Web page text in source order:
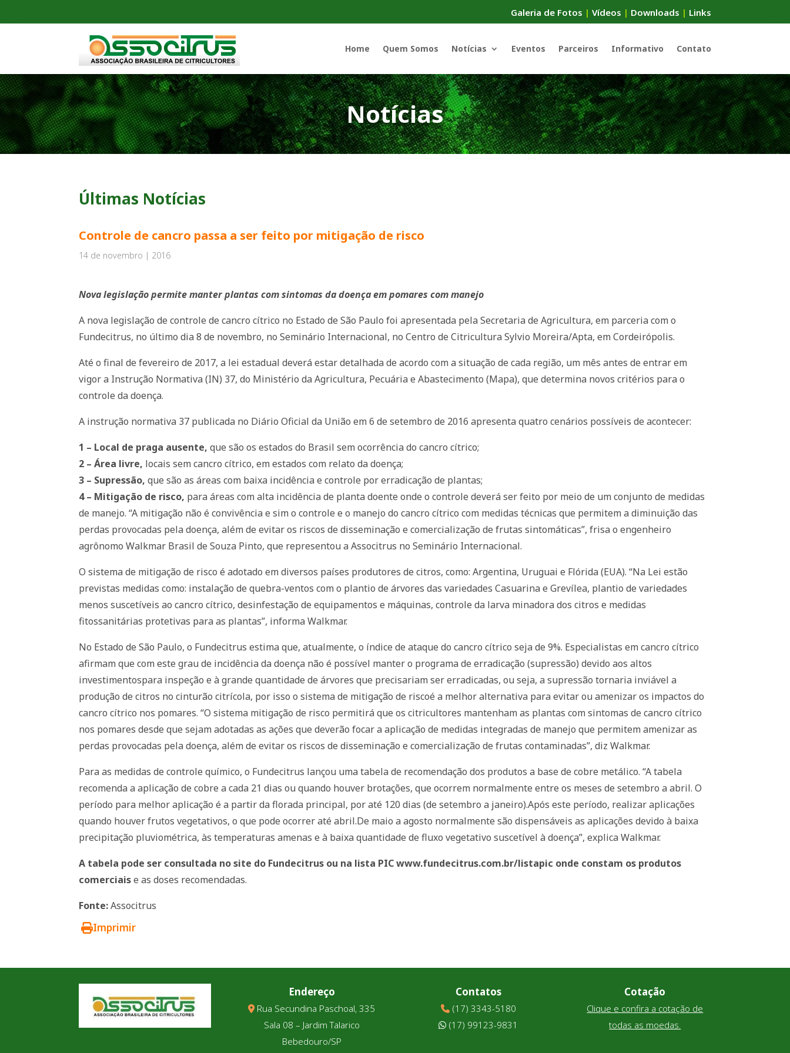
Galeria de Fotos | Vídeos | Downloads | Links
Home Quem Somos Notícias Eventos Parceiros Informativo Contato
Notícias
Últimas Notícias
Controle de cancro passa a ser feito por mitigação de risco
14 de novembro | 2016
Nova legislação permite manter plantas com sintomas da doença em pomares com manejo
A nova legislação de controle de cancro cítrico no Estado de São Paulo foi apresentada pela Secretaria de Agricultura, em parceria com o
Fundecitrus, no último dia 8 de novembro, no Seminário Internacional, no Centro de Citricultura Sylvio Moreira/Apta, em Cordeirópolis.
Até o final de fevereiro de 2017, a lei estadual deverá estar detalhada de acordo com a situação de cada região, um mês antes de entrar em
vigor a Instrução Normativa (IN) 37, do Ministério da Agricultura, Pecuária e Abastecimento (Mapa), que determina novos critérios para o
controle da doença.
A instrução normativa 37 publicada no Diário Oficial da União em 6 de setembro de 2016 apresenta quatro cenários possíveis de acontecer:
1 – Local de praga ausente,que são os estados do Brasil sem ocorrência do cancro cítrico;
2 – Área livre, locais sem cancro cítrico, em estados com relato da doença;
3 – Supressão,que são as áreas com baixa incidência e controle por erradicação de plantas;
4 – Mitigação de risco, para áreas com alta incidência de planta doente onde o controle deverá ser feito por meio de um conjunto de medidas
de manejo. “A mitigação não é convivência e sim o controle e o manejo do cancro cítrico com medidas técnicas que permitem a diminuição das
perdas provocadas pela doença, além de evitar os riscos de disseminação e comercialização de frutas sintomáticas”, frisa o engenheiro
agrônomo Walkmar Brasil de Souza Pinto, que representou a Associtrus no Seminário Internacional.
O sistema de mitigação de risco é adotado em diversos países produtores de citros, como: Argentina, Uruguai e Flórida (EUA). “Na Lei estão
previstas medidas como: instalação de quebra-ventos com o plantio de árvores das variedades Casuarina e Grevílea, plantio de variedades
menos suscetíveis ao cancro cítrico, desinfestação de equipamentos e máquinas, controle da larva minadora dos citros e medidas
fitossanitárias protetivas para as plantas”, informa Walkmar.
No Estado de São Paulo, o Fundecitrus estima que, atualmente, o índice de ataque do cancro cítrico seja de 9%. Especialistas em cancro cítrico
afirmam que com este grau de incidência da doença não é possível manter o programa de erradicação (supressão) devido aos altos
investimentospara inspeção e à grande quantidade de árvores que precisariam ser erradicadas, ou seja, a supressão tornaria inviável a
produção de citros no cinturão citrícola, por isso o sistema de mitigação de riscoé a melhor alternativa para evitar ou amenizar os impactos do
cancro cítrico nos pomares. “O sistema mitigação de risco permitirá que os citricultores mantenham as plantas com sintomas de cancro cítrico
nos pomares desde que sejam adotadas as ações que deverão focar a aplicação de medidas integradas de manejo que permitem amenizar as
perdas provocadas pela doença, além de evitar os riscos de disseminação e comercialização de frutas contaminadas”, diz Walkmar.
Para as medidas de controle químico, o Fundecitrus lançou uma tabela de recomendação dos produtos a base de cobre metálico. “A tabela
recomenda a aplicação de cobre a cada 21 dias ou quando houver brotações, que ocorrem normalmente entre os meses de setembro a abril. O
período para melhor aplicação é a partir da florada principal, por até 120 dias (de setembro a janeiro).Após este período, realizar aplicações
quando houver frutos vegetativos, o que pode ocorrer até abril.De maio a agosto normalmente são dispensáveis as aplicações devido à baixa
precipitação pluviométrica, às temperaturas amenas e à baixa quantidade de fluxo vegetativo suscetível à doença”, explica Walkmar.
A tabela pode ser consultada no site do Fundecitrus ou na lista PICwww.fundecitrus.com.br/listapic onde constam os produtos
comerciaise as doses recomendadas.
Fonte:Associtrus
Imprimir
Endereço
Rua Secundina Paschoal, 335
Sala 08 – Jardim Talarico
Bebedouro/SP
Contatos
(17) 3343-5180
(17) 99123-9831
Cotação
Clique e confira a cotação de
todas as moedas.